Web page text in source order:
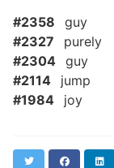
#2358
guy
#2327
purely
#2304 guy
#2114
jump
#1984
joy
Twitter Facebook